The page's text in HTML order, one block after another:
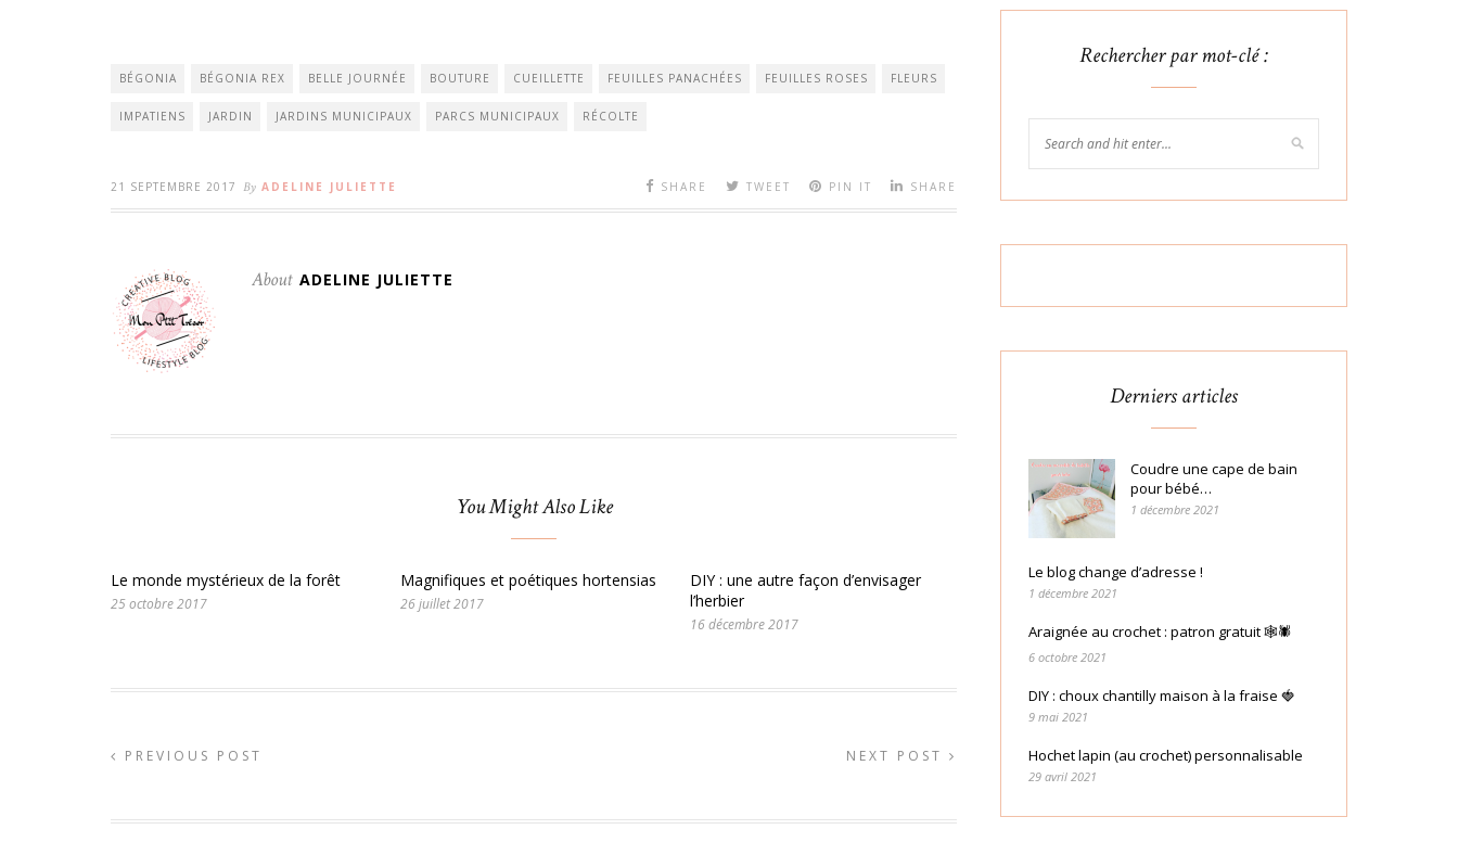
BÉGONIA BÉGONIA REX BELLE JOURNÉE BOUTURE CUEILLETTE FEUILLES PANACHÉES FEUILLES ROSES FLEURS
IMPATIENS JARDIN JARDINS MUNICIPAUX PARCS MUNICIPAUX RÉCOLTE
21 SEPTEMBRE 2017 By ADELINE JULIETTE SHARE TWEET PIN IT SHARE
About ADELINE JULIETTE
You Might Also Like
Le monde mystérieux de la forêt
25 octobre 2017
Magnifiques et poétiques hortensias
26 juillet 2017
DIY : une autre façon d’envisager
l’herbier
16 décembre 2017
PREVIOUS POST NEXT POST
Rechercher par mot-clé :
Derniers articles
Coudre une cape de bain
pour bébé…
1 décembre 2021
Le blog change d’adresse !
1 décembre 2021
Araignée au crochet : patron gratuit 🕸🕷
6 octobre 2021
DIY : choux chantilly maison à la fraise 🍓
9 mai 2021
Hochet lapin (au crochet) personnalisable
29 avril 2021